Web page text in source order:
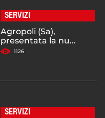
SERVIZI
Agropoli (Sa),
presentata la nu...
1126
SERVIZI